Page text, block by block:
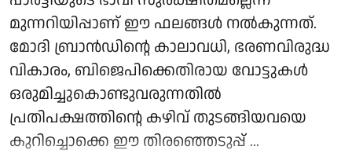
മുന്നറിയിപ്പാണ് ഈ ഫലങ്ങള്‍ നല്‍കുന്നത്.
മോദി ബ്രാന്‍ഡിന്റെ കാലാവധി, ഭരണവിരുദ്ധ
വികാരം, ബിജെപിക്കെതിരായ വോട്ടുകള്‍
ഒരുമിച്ചുകൊണ്ടുവരുന്നതില്‍
പ്രതിപക്ഷത്തിന്റെ കഴിവ് തുടങ്ങിയവയെ
കുറിച്ചൊക്കെ ഈ തിരഞ്ഞെടുപ്പ് ...